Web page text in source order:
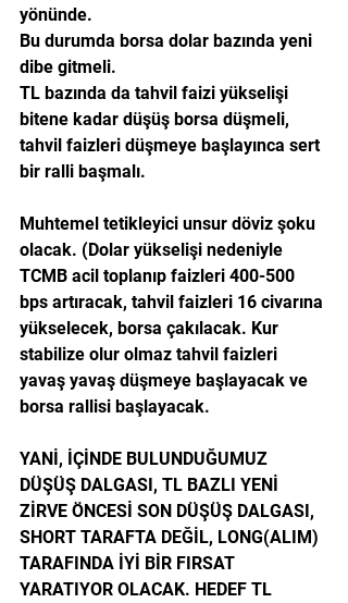
yönünde.
Bu durumda borsa dolar bazında yeni
dibe gitmeli.
TL bazında da tahvil faizi yükselişi
bitene kadar düşüş borsa düşmeli,
tahvil faizleri düşmeye başlayınca sert
bir ralli başmalı.
Muhtemel tetikleyici unsur döviz şoku
olacak. (Dolar yükselişi nedeniyle
TCMB acil toplanıp faizleri 400-500
bps artıracak, tahvil faizleri 16 civarına
yükselecek, borsa çakılacak. Kur
stabilize olur olmaz tahvil faizleri
yavaş yavaş düşmeye başlayacak ve
borsa rallisi başlayacak.
YANİ, İÇİNDE BULUNDUĞUMUZ
DÜŞÜŞ DALGASI, TL BAZLI YENİ
ZİRVE ÖNCESİ SON DÜŞÜŞ DALGASI,
SHORT TARAFTA DEĞİL, LONG(ALIM)
TARAFINDA İYİ BİR FIRSAT
YARATIYOR OLACAK. HEDEF TL